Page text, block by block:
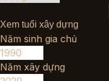
Xem tuổi xây dựng
Năm sinh gia chủ
Năm xây dựng